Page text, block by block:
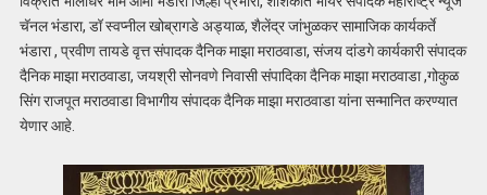
चॅनल भंडारा, डॉ स्वप्नील खोब्रागडे अड्याळ, शैलेंद्र जांभुळकर सामाजिक कार्यकर्ते
भंडारा , प्रवीण तायडे वृत्त संपादक दैनिक माझा मराठवाडा, संजय दांडगे कार्यकारी संपादक
दैनिक माझा मराठवाडा, जयश्री सोनवणे निवासी संपादिका दैनिक माझा मराठवाडा ,गोकुळ
सिंग राजपूत मराठवाडा विभागीय संपादक दैनिक माझा मराठवाडा यांना सन्मानित करण्यात
येणार आहे.